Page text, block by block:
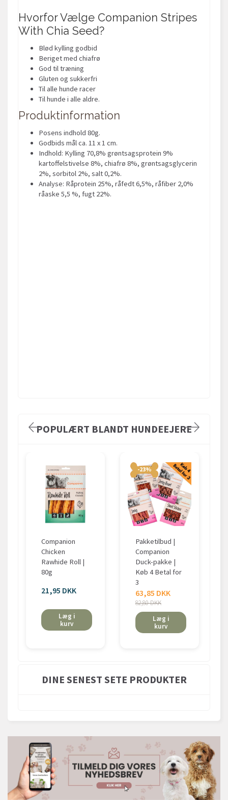
Hvorfor Vælge Companion Stripes
With Chia Seed?
Blød kylling godbid
Beriget med chiafrø
God til træning
Gluten og sukkerfri
Til alle hunde racer
Til hunde i alle aldre.
Produktinformation
Posens indhold 80g.
Godbids mål ca. 11 x 1 cm.
Indhold: Kylling 70,8% grøntsagsprotein 9%
kartoffelstivelse 8%, chiafrø 8%, grøntsagsglycerin
2%, sorbitol 2%, salt 0,2%.
Analyse: Råprotein 25%, råfedt 6,5%, råfiber 2,0%
råaske 5,5 %, fugt 22%.
POPULÆRT BLANDT HUNDEEJERE
Companion
Chicken
Rawhide Roll |
80g
21,95 DKK
Læg i
kurv
-23%
Pakketilbud |
Companion
Duck-pakke |
Køb 4 Betal for
3
63,85 DKK
82,80 DKK
Læg i
kurv
DINE SENEST SETE PRODUKTER